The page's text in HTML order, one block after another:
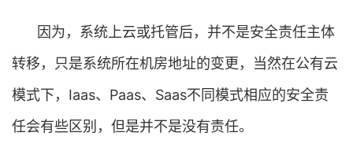
因为，系统上云或托管后，并不是安全责任主体
转移，只是系统所在机房地址的变更，当然在公有云
模式下，Iaas、Paas、Saas不同模式相应的安全责
任会有些区别，但是并不是没有责任。